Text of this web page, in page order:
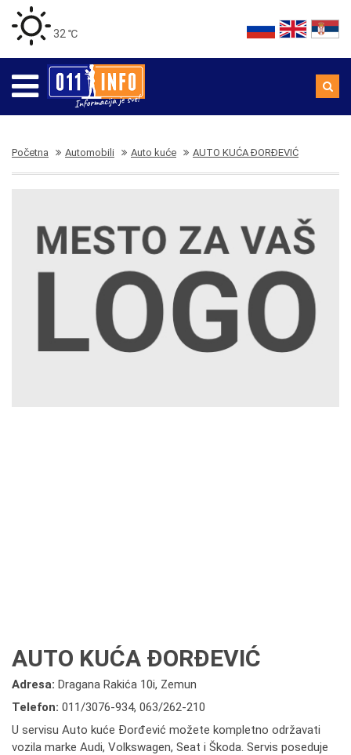
32 ℃
Početna Automobili Auto kuće AUTO KUĆA ĐORĐEVIĆ
AUTO KUĆA ĐORĐEVIĆ
Adresa: Dragana Rakića 10i, Zemun
Telefon: 011/3076-934, 063/262-210
U servisu Auto kuće Đorđević možete kompletno održavati
vozila marke Audi, Volkswagen, Seat i Škoda. Servis poseduje